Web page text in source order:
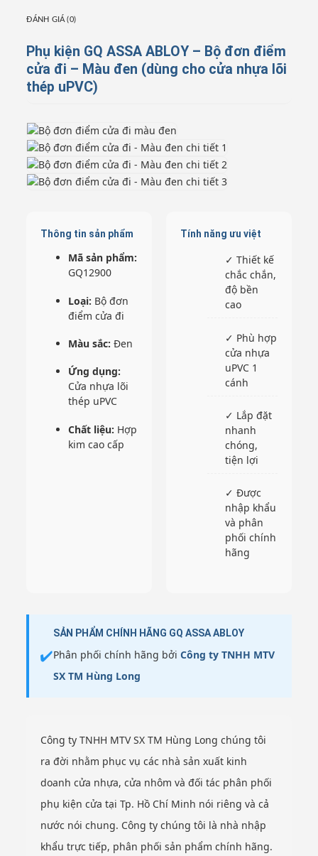
ĐÁNH GIÁ (0)
Phụ kiện GQ ASSA ABLOY – Bộ đơn điểm
cửa đi – Màu đen (dùng cho cửa nhựa lõi
thép uPVC)
Thông tin sản phẩm
Mã sản phẩm:
GQ12900
Loại: Bộ đơn
điểm cửa đi
Màu sắc: Đen
Ứng dụng:
Cửa nhựa lõi
thép uPVC
Chất liệu: Hợp
kim cao cấp
Tính năng ưu việt
✓ Thiết kế
chắc chắn,
độ bền
cao
✓ Phù hợp
cửa nhựa
uPVC 1
cánh
✓ Lắp đặt
nhanh
chóng,
tiện lợi
✓ Được
nhập khẩu
và phân
phối chính
hãng
✔️
SẢN PHẨM CHÍNH HÃNG GQ ASSA ABLOY
Phân phối chính hãng bởiCông ty TNHH MTV
SX TM Hùng Long
Công ty TNHH MTV SX TM Hùng Long chúng tôi
ra đời nhằm phục vụ các nhà sản xuất kinh
doanh cửa nhựa, cửa nhôm và đối tác phân phối
phụ kiện cửa tại Tp. Hồ Chí Minh nói riêng và cả
nước nói chung. Công ty chúng tôi là nhà nhập
khẩu trực tiếp, phân phối sản phẩm chính hãng.